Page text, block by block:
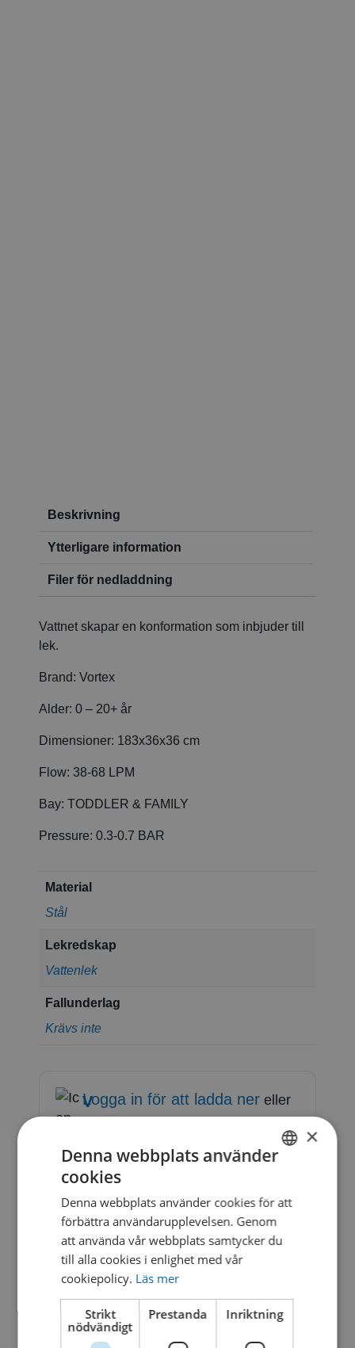
Beskrivning
Ytterligare information
Filer för nedladdning
Vattnet skapar en konformation som inbjuder till
lek.
Brand: Vortex
Alder: 0 – 20+ år
Dimensioner: 183x36x36 cm
Flow: 38-68 LPM
Bay: TODDLER & FAMILY
Pressure: 0.3-0.7 BAR
Material
Stål
Lekredskap
Vattenlek
Fallunderlag
Krävs inte
V
-
V
O
R
-
7
5
3
Logga in för att ladda ner eller
DANISH
×
Denna webbplats använder
cookies
Denna webbplats använder cookies för att
förbättra användarupplevelsen. Genom
att använda vår webbplats samtycker du
till alla cookies i enlighet med vår
cookiepolicy. Läs mer
Strikt
nödvändigt
Prestanda Inriktning